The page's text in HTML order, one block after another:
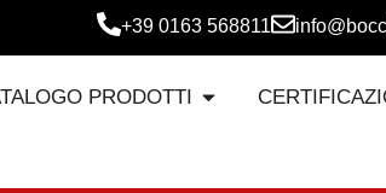
+39 0163 568811
PRODOTTI